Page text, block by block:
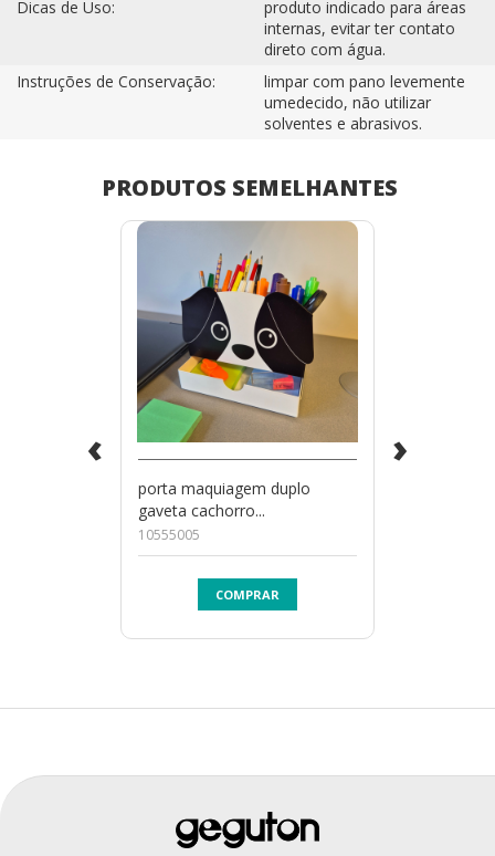
Dicas de Uso:
produto indicado para áreas
internas, evitar ter contato
direto com água.
Instruções de Conservação:
limpar com pano levemente
umedecido, não utilizar
solventes e abrasivos.
PRODUTOS SEMELHANTES
porta maquiagem duplo
gaveta cachorro...
10555005
COMPRAR
‹ ›